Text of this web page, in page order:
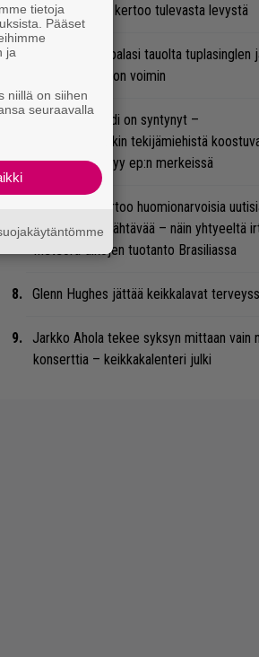
uuden biisin ja kertoo tulevasta levystä
Blind Channel palasi tauolta tuplasinglen
näyttävän videon voimin
Uusi superbändi on syntynyt –
Vaihtoehtorockin tekijämiehistä
ryhmä esittäytyy ep:n merkeissä
Linkin Park kertoo huomionarvoisia
tarjoaa uutta nähtävää – näin yhtyeeltä
Meteora-aikojen tuotanto Brasiliassa
Glenn Hughes jättää keikkalavat
Jarkko Ahola tekee syksyn mittaan vain
konserttia – keikkakalenteri julki
tietoja
Pääset
ja
niillä on siihen
seuraavalla